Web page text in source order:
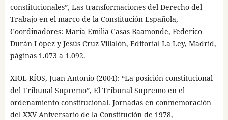
constitucionales”, Las transformaciones del Derecho del
Trabajo en el marco de la Constitución Española,
Coordinadores: María Emilia Casas Baamonde, Federico
Durán López y Jesús Cruz Villalón, Editorial La Ley, Madrid,
páginas 1.073 a 1.092.
XIOL RÍOS, Juan Antonio (2004): “La posición constitucional
del Tribunal Supremo”, El Tribunal Supremo en el
ordenamiento constitucional. Jornadas en conmemoración
del XXV Aniversario de la Constitución de 1978,